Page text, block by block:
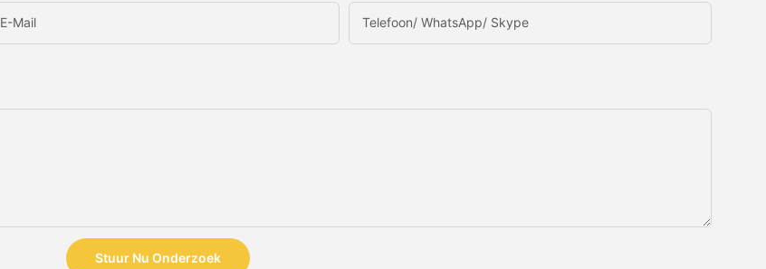
E-Mail Telefoon/ WhatsApp/ Skype
Stuur Nu Onderzoek